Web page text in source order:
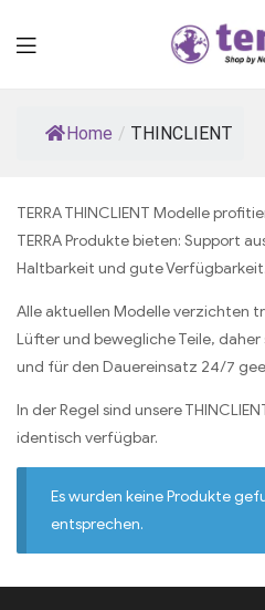
Home / THINCLIENT
TERRA THINCLIENT Modelle
TERRA Produkte bieten: Support
Haltbarkeit und gute Verfügbarkeit.
Alle aktuellen Modelle verzichten
Lüfter und bewegliche Teile, daher
und für den Dauereinsatz 24/7
In der Regel sind unsere
identisch verfügbar.
Es wurden keine Produkte
entsprechen.